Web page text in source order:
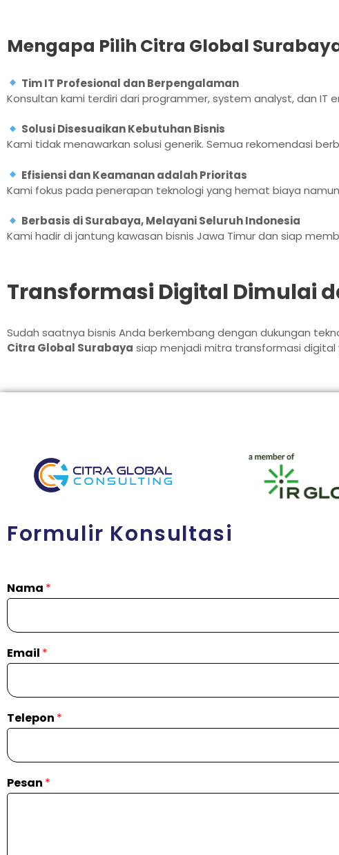
Mengapa Pilih Citra Global
Tim IT Profesional dan Berpengalaman
Konsultan kami terdiri dari programmer, system analyst, dan
Solusi Disesuaikan Kebutuhan Bisnis
Kami tidak menawarkan solusi generik. Semua rekomendasi
Efisiensi dan Keamanan adalah Prioritas
Kami fokus pada penerapan teknologi yang hemat biaya
Berbasis di Surabaya, Melayani Seluruh Indonesia
Kami hadir di jantung kawasan bisnis Jawa Timur dan siap
Transformasi Digital Dimulai
Sudah saatnya bisnis Anda berkembang dengan dukungan
Citra Global Surabaya siap menjadi mitra transformasi digital
Formulir Konsultasi
Nama *
Email *
Telepon *
Pesan *